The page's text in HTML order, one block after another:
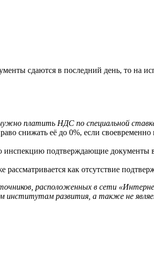
сдаются в последний день, то на
платить НДС по специальной
снижать её до 0%, если своевременно
подтверждающие документы
как отсутствие
расположенных в сети
институтам развития, а также не